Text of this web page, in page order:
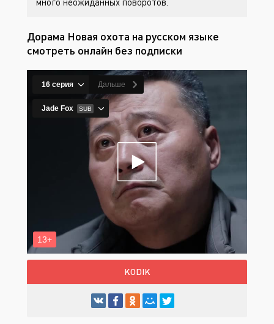
Дорама Новая охота на русском языке
смотреть онлайн без подписки
KODIK